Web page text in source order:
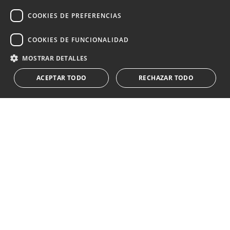
Acepto el
Le informamos que los datos personales obtenidos mediante
este formulario...Expandir
COOKIES DE PREFERENCIAS
COOKIES DE FUNCIONALIDAD
MOSTRAR DETALLES
ACEPTAR TODO RECHAZAR TODO